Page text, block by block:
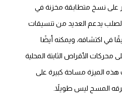
على نسخ متطابقة مخزنة في
يدعم العديد من تنسيقات
في اكتشافه، ويمكنه أيضًا
محركات الأقراص الثابتة المحلية
هذه الميزة مساحة كبيرة على
المسح ليس طويلاً.